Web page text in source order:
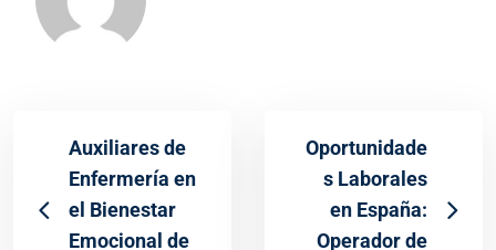
Auxiliares de
Enfermería en
el Bienestar
Emocional de
Oportunidade
s Laborales
en España:
Operador de